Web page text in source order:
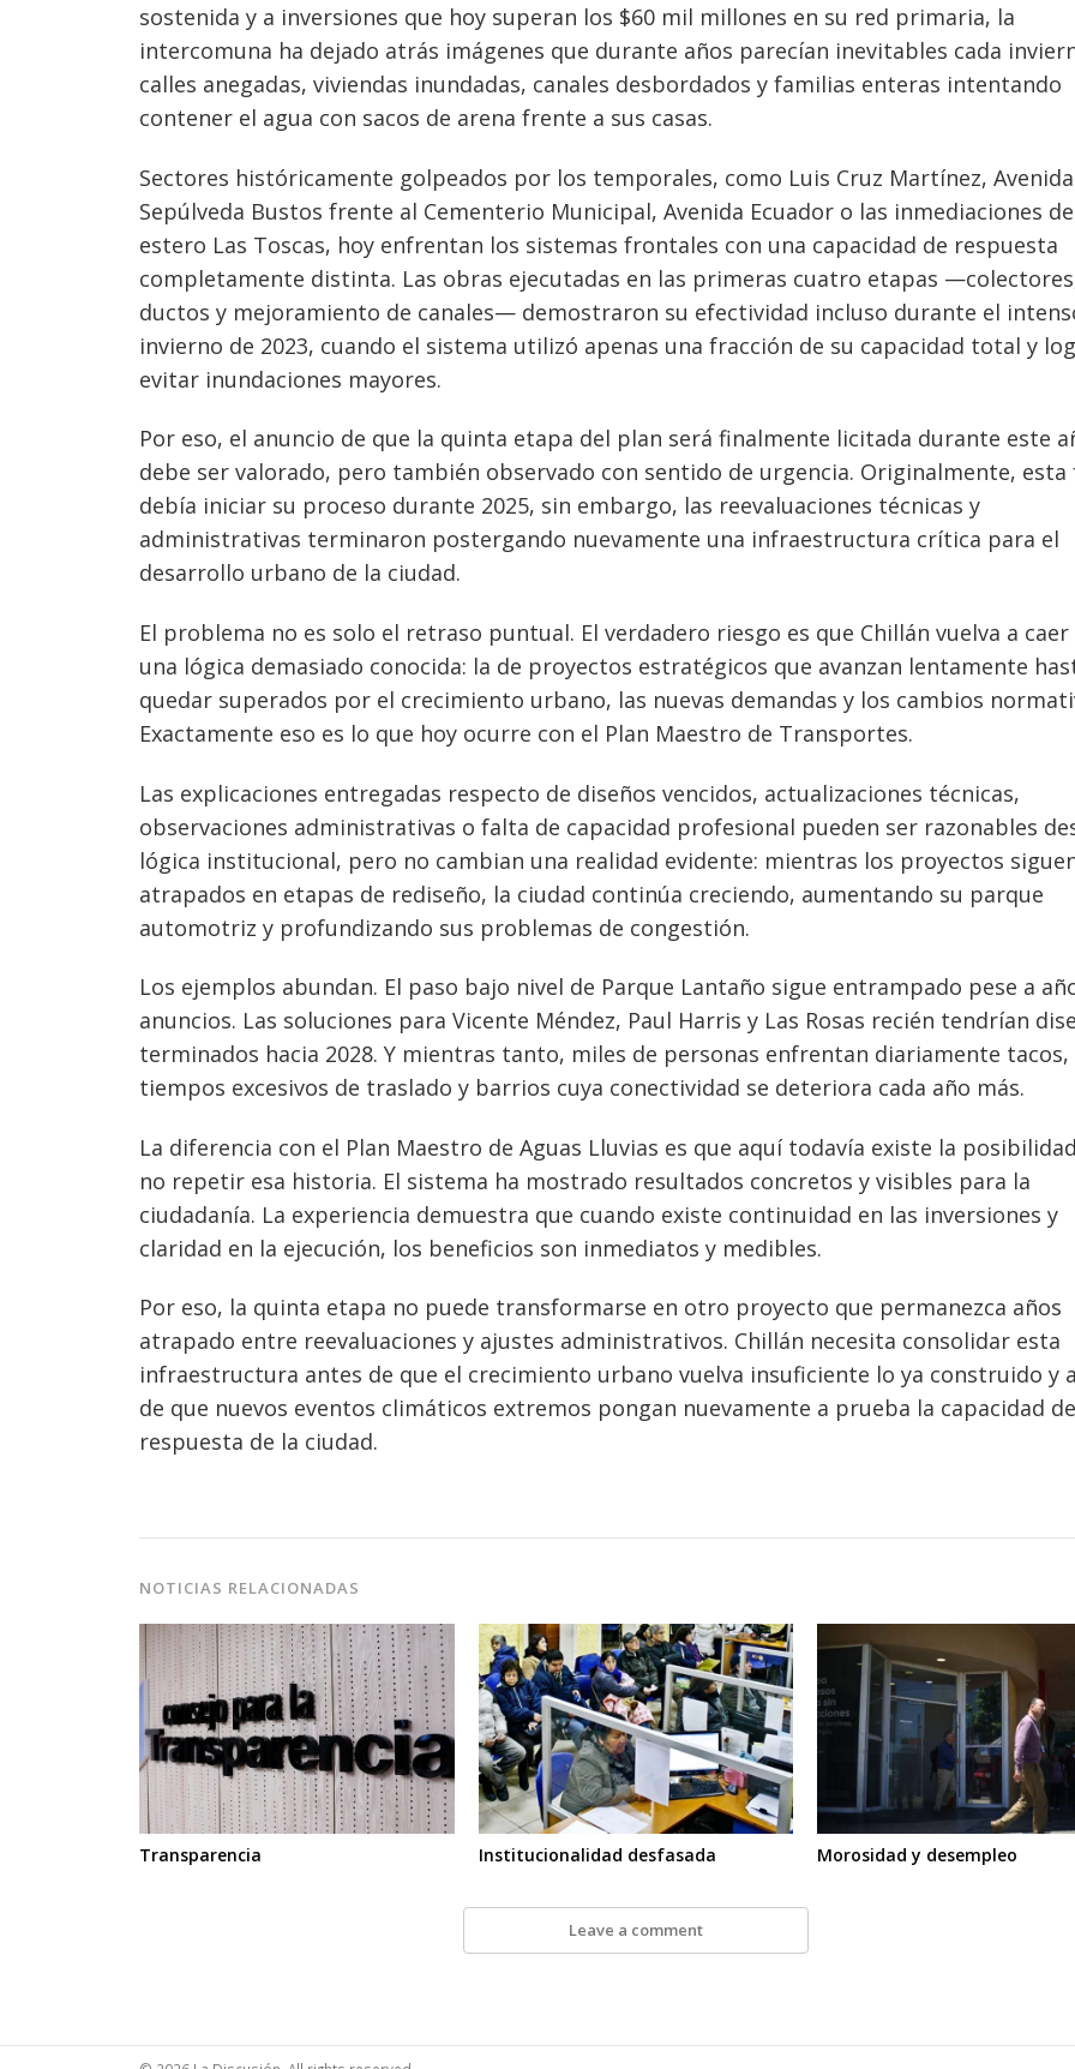
sostenida y a inversiones que hoy superan los $60 mil millones en su red primaria, la
intercomuna ha dejado atrás imágenes que durante años parecían inevitables cada
calles anegadas, viviendas inundadas, canales desbordados y familias enteras intentando
contener el agua con sacos de arena frente a sus casas.
Sectores históricamente golpeados por los temporales, como Luis Cruz Martínez, Avenida
Sepúlveda Bustos frente al Cementerio Municipal, Avenida Ecuador o las inmediaciones
estero Las Toscas, hoy enfrentan los sistemas frontales con una capacidad de respuesta
completamente distinta. Las obras ejecutadas en las primeras cuatro etapas
ductos y mejoramiento de canales— demostraron su efectividad incluso durante el
invierno de 2023, cuando el sistema utilizó apenas una fracción de su capacidad total y
evitar inundaciones mayores.
Por eso, el anuncio de que la quinta etapa del plan será finalmente licitada durante este
debe ser valorado, pero también observado con sentido de urgencia. Originalmente, esta
debía iniciar su proceso durante 2025, sin embargo, las reevaluaciones técnicas y
administrativas terminaron postergando nuevamente una infraestructura crítica para el
desarrollo urbano de la ciudad.
El problema no es solo el retraso puntual. El verdadero riesgo es que Chillán vuelva a caer
una lógica demasiado conocida: la de proyectos estratégicos que avanzan lentamente
quedar superados por el crecimiento urbano, las nuevas demandas y los cambios
Exactamente eso es lo que hoy ocurre con el Plan Maestro de Transportes.
Las explicaciones entregadas respecto de diseños vencidos, actualizaciones técnicas,
observaciones administrativas o falta de capacidad profesional pueden ser razonables
lógica institucional, pero no cambian una realidad evidente: mientras los proyectos
atrapados en etapas de rediseño, la ciudad continúa creciendo, aumentando su parque
automotriz y profundizando sus problemas de congestión.
Los ejemplos abundan. El paso bajo nivel de Parque Lantaño sigue entrampado pese a
anuncios. Las soluciones para Vicente Méndez, Paul Harris y Las Rosas recién tendrían
terminados hacia 2028. Y mientras tanto, miles de personas enfrentan diariamente tacos,
tiempos excesivos de traslado y barrios cuya conectividad se deteriora cada año más.
La diferencia con el Plan Maestro de Aguas Lluvias es que aquí todavía existe la
no repetir esa historia. El sistema ha mostrado resultados concretos y visibles para la
ciudadanía. La experiencia demuestra que cuando existe continuidad en las inversiones y
claridad en la ejecución, los beneficios son inmediatos y medibles.
Por eso, la quinta etapa no puede transformarse en otro proyecto que permanezca años
atrapado entre reevaluaciones y ajustes administrativos. Chillán necesita consolidar esta
infraestructura antes de que el crecimiento urbano vuelva insuficiente lo ya construido y
de que nuevos eventos climáticos extremos pongan nuevamente a prueba la capacidad de
respuesta de la ciudad.
NOTICIAS RELACIONADAS
Transparencia Institucionalidad desfasada Morosidad y desempleo
Leave a comment
Navegación